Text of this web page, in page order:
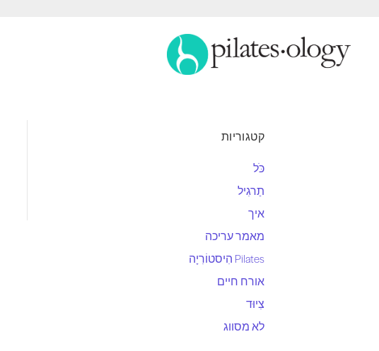
קטגוריות
כֹּל
תַרגִיל
איך
מאמר עריכה
Pilates הִיסטוֹרִיָה
אורח חיים
צִיוּד
לא מסווג